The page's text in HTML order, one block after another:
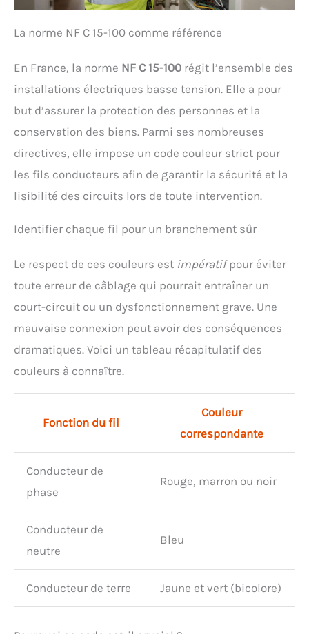
La norme NF C 15-100 comme référence
En France, la norme NF C 15-100 régit l’ensemble des
installations électriques basse tension. Elle a pour
but d’assurer la protection des personnes et la
conservation des biens. Parmi ses nombreuses
directives, elle impose un code couleur strict pour
les fils conducteurs afin de garantir la sécurité et la
lisibilité des circuits lors de toute intervention.
Identifier chaque fil pour un branchement sûr
Le respect de ces couleurs est impératifpour éviter
toute erreur de câblage qui pourrait entraîner un
court-circuit ou un dysfonctionnement grave. Une
mauvaise connexion peut avoir des conséquences
dramatiques. Voici un tableau récapitulatif des
couleurs à connaître.
Fonction du fil
Couleur
correspondante
Conducteur de
phase
Rouge, marron ou noir
Conducteur de
neutre
Bleu
Conducteur de terre Jaune et vert (bicolore)